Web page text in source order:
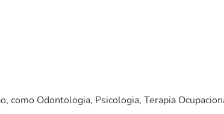
Odontologia, Psicologia, Terapia